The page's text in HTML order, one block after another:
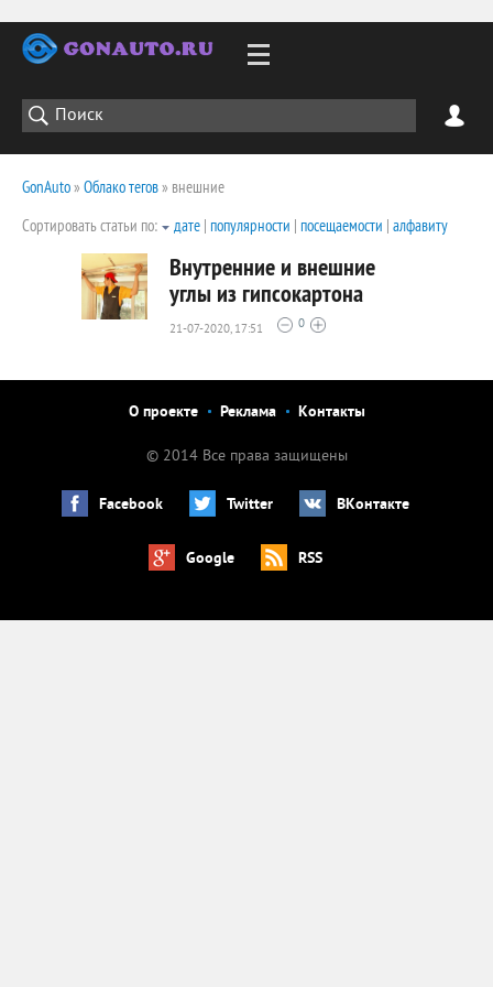
GonAuto» Облако тегов» внешние
Сортировать статьи по:
дате | популярности | посещаемости | алфавиту
Внутренние и внешние
углы из гипсокартона
21-07-2020, 17:51 0
О проекте Реклама Контакты
© 2014 Все права защищены
Facebook Twitter ВКонтакте
Google RSS